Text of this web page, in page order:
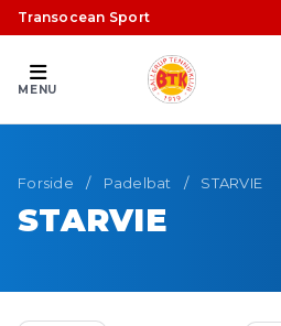
Transocean Sport
MENU
Forside / Padelbat / STARVIE
STARVIE